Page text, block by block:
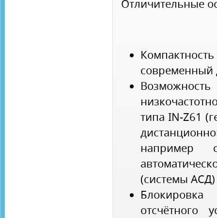
Отличительные
современный
типа IN-Z61
например
(системы АСД)
отсчётного